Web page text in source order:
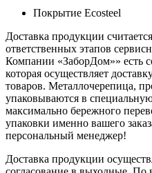
Покрытие Ecosteel
Доставка продукции
ответственных этапов
Компании «ЗаборДом»» есть
которая осуществляет
товаров. Металлочерепица,
упаковываются в
максимально бережного
упаковки именно вашего
персональный менеджер!
Доставка продукции